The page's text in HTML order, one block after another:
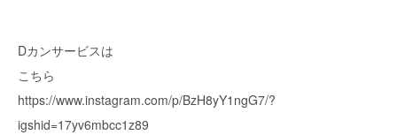
Dカンサービスは
こちら
https://www.instagram.com/p/BzH8yY1ngG7/?
igshid=17yv6mbcc1z89